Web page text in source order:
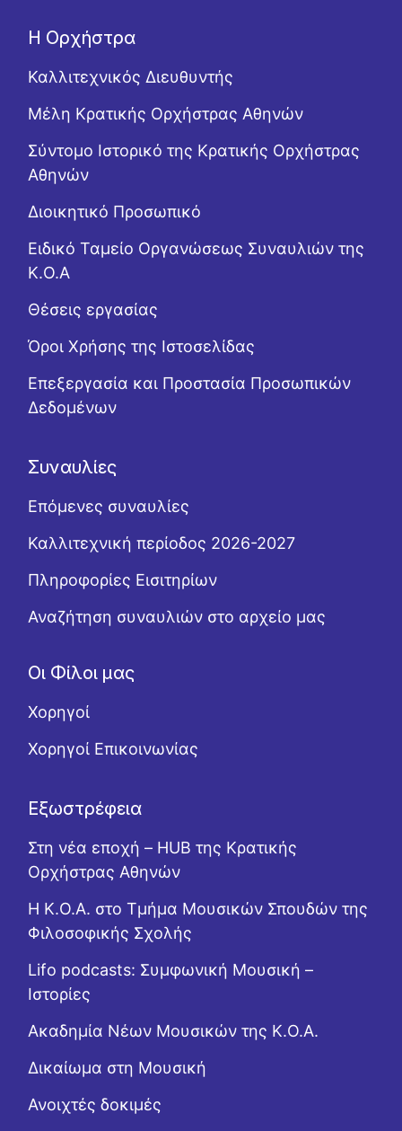
Η Ορχήστρα
Καλλιτεχνικός Διευθυντής
Μέλη Κρατικής Ορχήστρας Αθηνών
Σύντομο Ιστορικό της Κρατικής Ορχήστρας
Αθηνών
Διοικητικό Προσωπικό
Ειδικό Ταμείο Οργανώσεως Συναυλιών της
Κ.Ο.Α
Θέσεις εργασίας
Όροι Χρήσης της Ιστοσελίδας
Επεξεργασία και Προστασία Προσωπικών
Δεδομένων
Συναυλίες
Επόμενες συναυλίες
Καλλιτεχνική περίοδος 2026-2027
Πληροφορίες Εισιτηρίων
Αναζήτηση συναυλιών στο αρχείο μας
Οι Φίλοι μας
Χορηγοί
Χορηγοί Επικοινωνίας
Εξωστρέφεια
Στη νέα εποχή – HUB της Κρατικής
Ορχήστρας Αθηνών
Η Κ.Ο.Α. στο Τμήμα Μουσικών Σπουδών της
Φιλοσοφικής Σχολής
Lifo podcasts: Συμφωνική Μουσική –
Ιστορίες
Ακαδημία Νέων Μουσικών της Κ.Ο.Α.
Δικαίωμα στη Μουσική
Ανοιχτές δοκιμές